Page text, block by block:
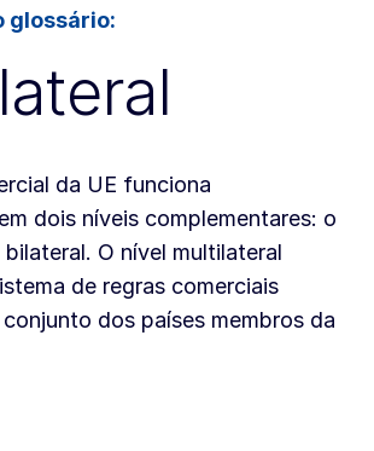
glossário:
da UE funciona
dois níveis complementares: o
O nível multilateral
de regras comerciais
dos países membros da